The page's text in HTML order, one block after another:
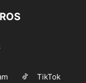
TikTok